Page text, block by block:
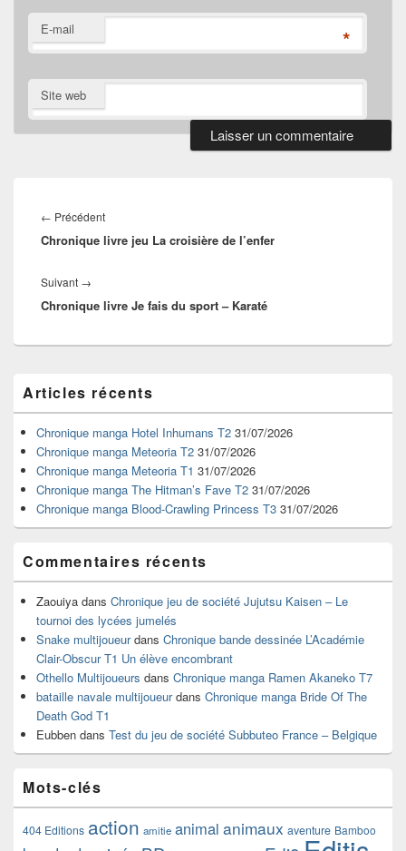
E-mail *
Site web
de
l’article
← PrécédentArticle
précédent :
Chronique livre jeu La croisière de l’enfer
Suivant →
suivant :
Chronique livre Je fais du sport – Karaté
principale
de
widget
pour
barre
latérale
Articles récents
Chronique manga Hotel Inhumans T2 31/07/2026
Chronique manga Meteoria T2 31/07/2026
Chronique manga Meteoria T1 31/07/2026
Chronique manga The Hitman’s Fave T2 31/07/2026
Chronique manga Blood-Crawling Princess T3 31/07/2026
Commentaires récents
Zaouiya dans Chronique jeu de société Jujutsu Kaisen – Le
tournoi des lycées jumelés
Snake multijoueurdans Chronique bande dessinée L’Académie
Clair-Obscur T1 Un élève encombrant
Othello Multijoueurs dans Chronique manga Ramen Akaneko T7
bataille navale multijoueurdans Chronique manga Bride Of The
Death God T1
Eubben dans Test du jeu de société Subbuteo France – Belgique
Mots-clés
404 Editions action amitie animal animaux aventure Bamboo